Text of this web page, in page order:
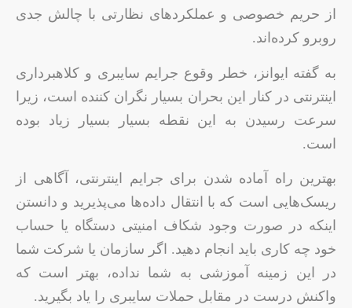
از حریم خصوصی و عملکردهای نظارتی با چالش جدی
روبرو کرده‌اند.
به گفته ایوانز، خطر وقوع جرایم سایبری و کلاهبرداری
اینترنتی در کنار این بحران بسیار نگران کننده است، زیرا
سرعت رسیدن به این نقطه بسیار بسیار زیاد بوده
است.
بهترین راه آماده شدن برای جرایم اینترنتی، آگاهی از
ریسک‌هایی است که با انتقال داده‌ها می‌پذیرید و دانستن
اینکه در صورت وجود شکاف امنیتی دستگاه یا حساب
خود چه کاری باید انجام دهید. اگر سازمان یا شرکت شما
در این زمینه آموزشی به شما نداده، بهتر است که
واکنش درست در مقابل حملات سایبری را یاد بگیرید.